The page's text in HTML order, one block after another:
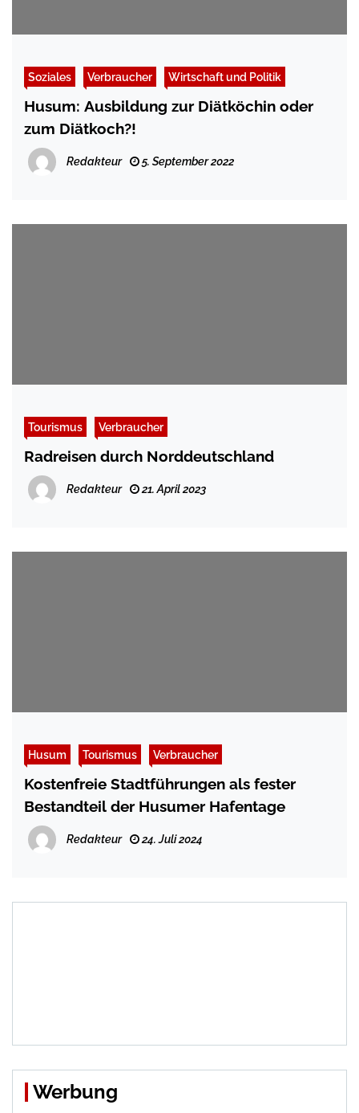
Soziales Verbraucher Wirtschaft und Politik
Husum: Ausbildung zur Diätköchin oder
zum Diätkoch?!
Redakteur 5. September 2022
Tourismus Verbraucher
Radreisen durch Norddeutschland
Redakteur 21. April 2023
Husum Tourismus Verbraucher
Kostenfreie Stadtführungen als fester
Bestandteil der Husumer Hafentage
Redakteur 24. Juli 2024
Werbung